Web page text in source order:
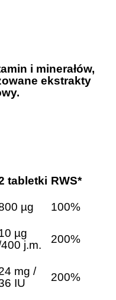
i minerałów,
ekstrakty
tabletki RWS*
µg 100%
µg
j.m.
200%
mg /
IU
200%